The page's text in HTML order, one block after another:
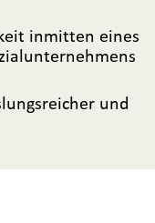
inmitten eines
und